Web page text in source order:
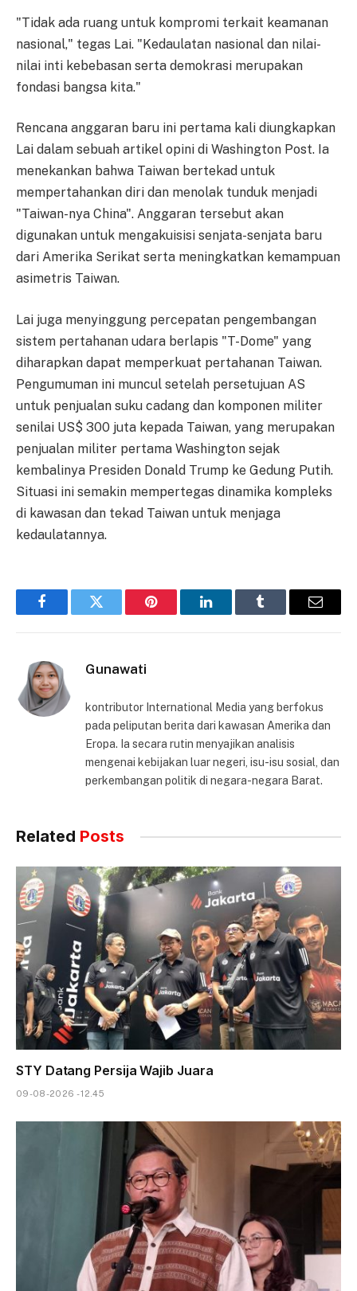
"Tidak ada ruang untuk kompromi terkait keamanan
nasional," tegas Lai. "Kedaulatan nasional dan nilai-
nilai inti kebebasan serta demokrasi merupakan
fondasi bangsa kita."
Rencana anggaran baru ini pertama kali diungkapkan
Lai dalam sebuah artikel opini di Washington Post. Ia
menekankan bahwa Taiwan bertekad untuk
mempertahankan diri dan menolak tunduk menjadi
"Taiwan-nya China". Anggaran tersebut akan
digunakan untuk mengakuisisi senjata-senjata baru
dari Amerika Serikat serta meningkatkan kemampuan
asimetris Taiwan.
Lai juga menyinggung percepatan pengembangan
sistem pertahanan udara berlapis "T-Dome" yang
diharapkan dapat memperkuat pertahanan Taiwan.
Pengumuman ini muncul setelah persetujuan AS
untuk penjualan suku cadang dan komponen militer
senilai US$ 300 juta kepada Taiwan, yang merupakan
penjualan militer pertama Washington sejak
kembalinya Presiden Donald Trump ke Gedung Putih.
Situasi ini semakin mempertegas dinamika kompleks
di kawasan dan tekad Taiwan untuk menjaga
kedaulatannya.
FacebookTwitter Pinterest LinkedInTumblr Email
Gunawati
kontributor International Media yang berfokus
pada peliputan berita dari kawasan Amerika dan
Eropa. Ia secara rutin menyajikan analisis
mengenai kebijakan luar negeri, isu-isu sosial, dan
perkembangan politik di negara-negara Barat.
Related Posts
STY Datang Persija Wajib Juara
09-08-2026 - 12.45